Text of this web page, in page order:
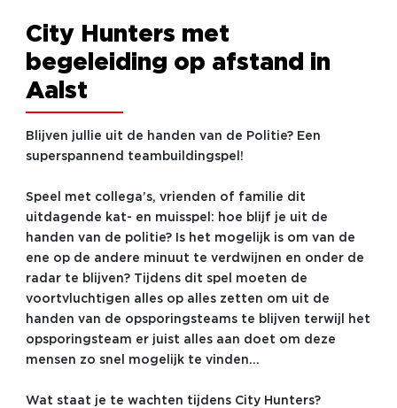
City Hunters met
begeleiding op afstand in
Aalst
Blijven jullie uit de handen van de Politie? Een
superspannend teambuildingspel!
Speel met collega’s, vrienden of familie dit
uitdagende kat- en muisspel: hoe blijf je uit de
handen van de politie? Is het mogelijk is om van de
ene op de andere minuut te verdwijnen en onder de
radar te blijven? Tijdens dit spel moeten de
voortvluchtigen alles op alles zetten om uit de
handen van de opsporingsteams te blijven terwijl het
opsporingsteam er juist alles aan doet om deze
mensen zo snel mogelijk te vinden…
Wat staat je te wachten tijdens City Hunters?